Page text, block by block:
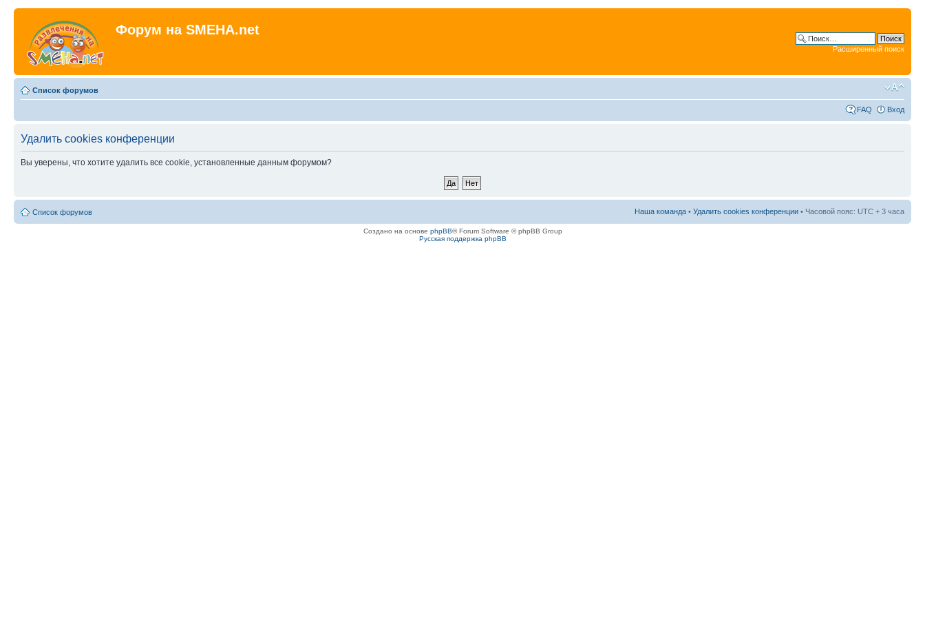
Форум на SMEHA.net
Расширенный поиск
Список форумов
FAQ Вход
Удалить cookies конференции
Вы уверены, что хотите удалить все cookie, установленные данным форумом?
Список форумов Наша команда • Удалить cookies конференции • Часовой пояс: UTC + 3 часа
Создано на основе phpBB® Forum Software © phpBB Group
Русская поддержка phpBB